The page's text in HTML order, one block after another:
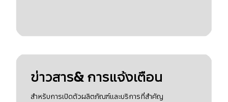
ข่าวสาร& การแจ้งเตือน
สำหรับการเปิดตัวผลิตภัณฑ์และบริการที่สำคัญ